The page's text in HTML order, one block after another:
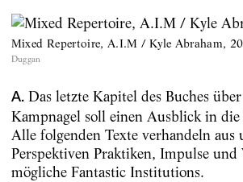
Mixed Repertoire, A.I.M / Kyle Abraham,
Duggan
A.Das letzte Kapitel des Buches
Kampnagel soll einen Ausblick in
Alle folgenden Texte verhandeln aus
Perspektiven Praktiken, Impulse
mögliche Fantastic Institutions.